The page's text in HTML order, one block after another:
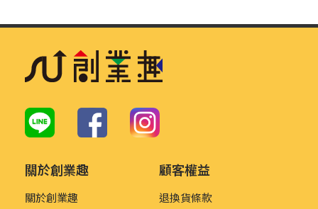
關於創業趣
關於創業趣
顧客權益
退換貨條款